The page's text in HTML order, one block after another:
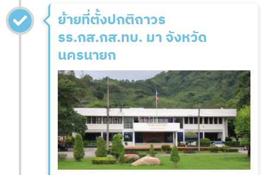
ย้ายที่ตั้งปกติถาวร
รร.กส.กส.ทบ. มา จังหวัด
นครนายก